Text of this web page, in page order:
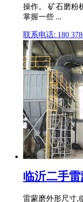
操作。 矿石磨粉
掌握一些 ...
联系电话: 180
临沂二手
雷蒙磨外形尺寸,